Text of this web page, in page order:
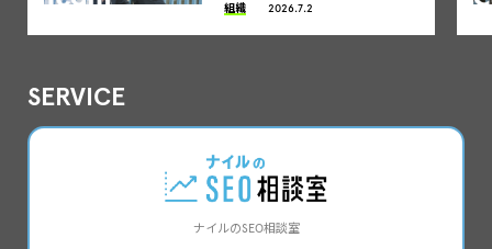
組織 2026.7.2
SERVICE
ナイルのSEO相談室